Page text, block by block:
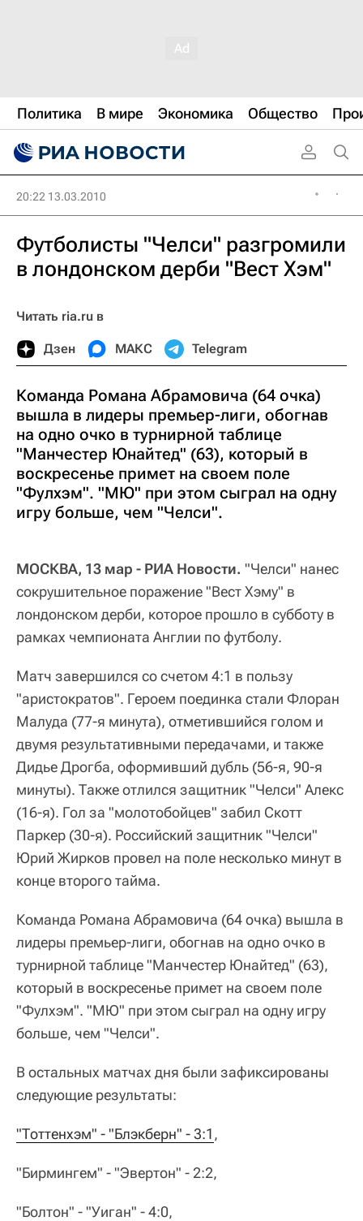
Политика В мире Экономика Общество
20:22 13.03.2010
Футболисты "Челси" разгромили
в лондонском дерби "Вест Хэм"
Читать ria.ru в
Дзен МАКС Telegram
Команда Романа Абрамовича (64 очка)
вышла в лидеры премьер-лиги, обогнав
на одно очко в турнирной таблице
"Манчестер Юнайтед" (63), который в
воскресенье примет на своем поле
"Фулхэм". "МЮ" при этом сыграл на одну
игру больше, чем "Челси".
МОСКВА, 13 мар - РИА Новости. "Челси" нанес
сокрушительное поражение "Вест Хэму" в
лондонском дерби, которое прошло в субботу в
рамках чемпионата Англии по футболу.
Матч завершился со счетом 4:1 в пользу
"аристократов". Героем поединка стали Флоран
Малуда (77-я минута), отметившийся голом и
двумя результативными передачами, и также
Дидье Дрогба, оформивший дубль (56-я, 90-я
минуты). Также отлился защитник "Челси" Алекс
(16-я). Гол за "молотобойцев" забил Скотт
Паркер (30-я). Российский защитник "Челси"
Юрий Жирков провел на поле несколько минут в
конце второго тайма.
Команда Романа Абрамовича (64 очка) вышла в
лидеры премьер-лиги, обогнав на одно очко в
турнирной таблице "Манчестер Юнайтед" (63),
который в воскресенье примет на своем поле
"Фулхэм". "МЮ" при этом сыграл на одну игру
больше, чем "Челси".
В остальных матчах дня были зафиксированы
следующие результаты:
"Тоттенхэм" - "Блэкберн" - 3:1,
"Бирмингем" - "Эвертон" - 2:2,
"Болтон" - "Уиган" - 4:0,